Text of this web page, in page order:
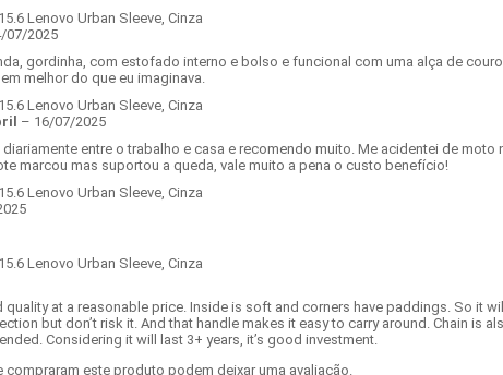
Lenovo Urban Sleeve, Cinza
07/2025
gordinha, com estofado interno e bolso e funcional com uma alça de
melhor do que eu imaginava.
Lenovo Urban Sleeve, Cinza
– 16/07/2025
entre o trabalho e casa e recomendo muito. Me acidentei de
marcou mas suportou a queda, vale muito a pena o custo benefício!
Lenovo Urban Sleeve, Cinza
Lenovo Urban Sleeve, Cinza
quality at a reasonable price. Inside is soft and corners have paddings. So it
but don’t risk it. And that handle makes it easy to carry around. Chain is
Considering it will last 3+ years, it’s good investment.
este produto podem deixar uma avaliação.